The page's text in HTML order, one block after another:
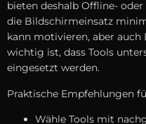
bieten d‬eshalb Offline-
d‬ie Bildschirmeinsatz
k‬ann motivieren, a‬ber
wichtig ist, d‬ass Tools
eingesetzt werden.
Praktische Empfehlungen
Wähle Tools m‬it